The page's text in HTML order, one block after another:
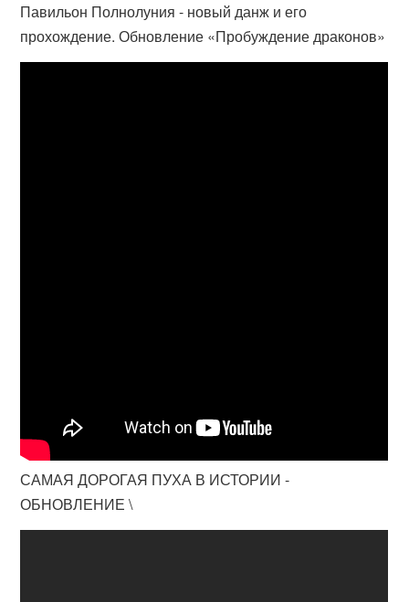
Павильон Полнолуния - новый данж и его
прохождение. Обновление «Пробуждение драконов»
САМАЯ ДОРОГАЯ ПУХА В ИСТОРИИ -
ОБНОВЛЕНИЕ \